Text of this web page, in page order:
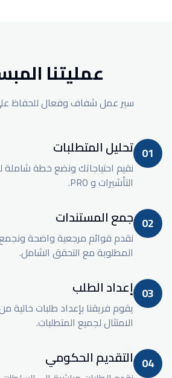
عمليتنا
سير عمل شفاف وفعال للحفاظ
01 تحليل المتطلبات
نقيم احتياجاتك ونضع خطة شاملة
التأشيرات و PRO.
02 جمع المستندات
نقدم قوائم مرجعية واضحة
المطلوبة مع التحقق الشامل.
03 إعداد الطلب
يقوم فريقنا بإعداد طلبات خالية
الامتثال لجميع المتطلبات.
04 التقديم الحكومي